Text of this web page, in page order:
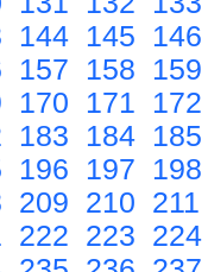
144 145
157 158
170 171
183 184
196 197
209 210 211
222 223